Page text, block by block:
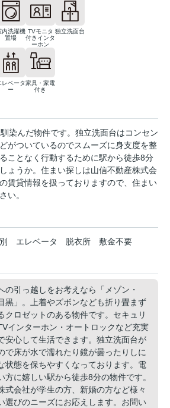
内洗濯機
置場
TVモニタ
付きインタ
ーホン
独立洗面台
レベータ
ー
家具・家電
付き
染んだ物件です。独立洗面台はコンセン
がついているのでスムーズに身支度を整
ことなく行動するために駅から徒歩8分
ょうか。住まい探しは山信不動産株式会
賃貸情報を扱っておりますので、住まい
い。
エレベータ 脱衣所 敷金不要
の引っ越しをお考えなら「メゾン・
黒」。上着やズボンなども折り畳まず
クロゼットのある物件です。セキュリ
インターホン・オートロックなど充実
安心して生活できます。独立洗面台が
で床が水で濡れたり鏡が曇ったりしに
状態を保ちやすくなっております。電
方に嬉しい駅から徒歩8分の物件です。
式会社が学生の方、新婚の方など様々
選びのニーズにお応えします。お問い